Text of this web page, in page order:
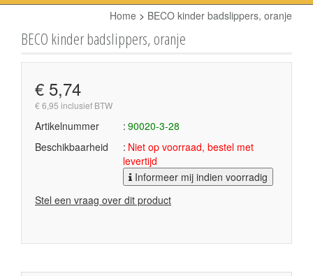
Home > BECO kinder badslippers, oranje
BECO kinder badslippers, oranje
€ 5,74
€ 6,95 inclusief BTW
Artikelnummer
90020-3-28
Beschikbaarheid
Niet op voorraad, bestel met
levertijd
Informeer mij indien voorradig
Stel een vraag over dit product